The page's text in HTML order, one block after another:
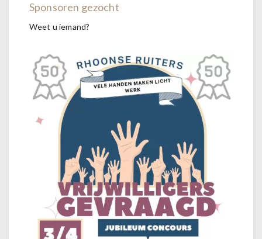
Sponsoren gezocht
Weet u iemand?